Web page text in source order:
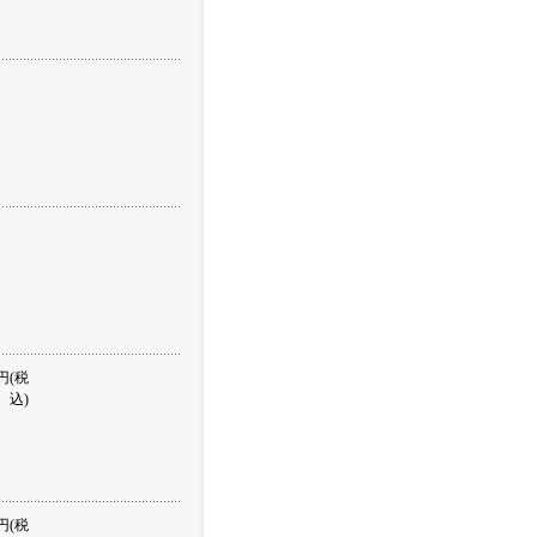
(税
込)
(税